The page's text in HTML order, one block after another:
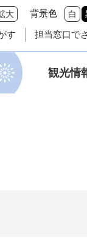
大 背景色 白
す 担当窓口で
観光情